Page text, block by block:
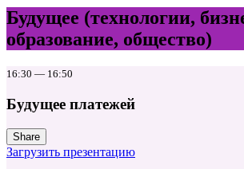
Будущее (технологии,
образование, общество)
16:30 — 16:50
Будущее платежей
Share
Загрузить презентацию